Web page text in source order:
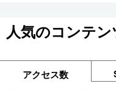
人気のコンテン
アクセス数